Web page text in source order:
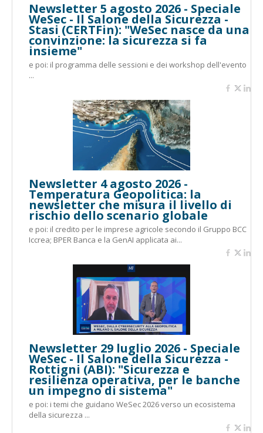
Newsletter 5 agosto 2026 - Speciale
WeSec - Il Salone della Sicurezza -
Stasi (CERTFin): "WeSec nasce da una
convinzione: la sicurezza si fa
insieme"
e poi: il programma delle sessioni e dei workshop dell'evento
...
Newsletter 4 agosto 2026 -
Temperatura Geopolitica: la
newsletter che misura il livello di
rischio dello scenario globale
e poi: il credito per le imprese agricole secondo il Gruppo BCC
Iccrea; BPER Banca e la GenAI applicata ai...
Newsletter 29 luglio 2026 - Speciale
WeSec - Il Salone della Sicurezza -
Rottigni (ABI): "Sicurezza e
resilienza operativa, per le banche
un impegno di sistema"
e poi: i temi che guidano WeSec 2026 verso un ecosistema
della sicurezza ...